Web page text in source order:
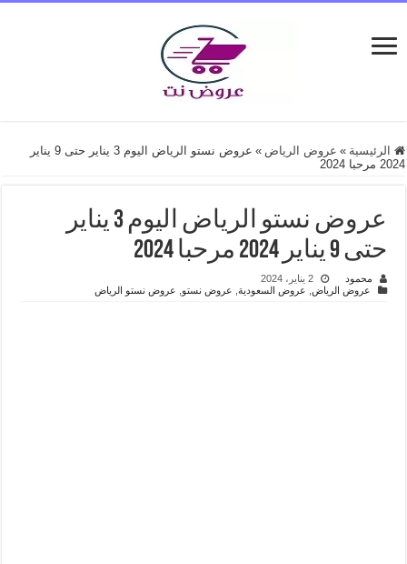
الرئيسية » عروض الرياض »
عروض نستو الرياض اليوم 3 يناير حتى 9 يناير
2024 مرحبا 2024
عروض نستو الرياض اليوم 3 يناير
حتى 9 يناير 2024 مرحبا 2024
محمود
2 يناير، 2024
عروض الرياض, عروض السعودية, عروض نستو, عروض نستو الرياض